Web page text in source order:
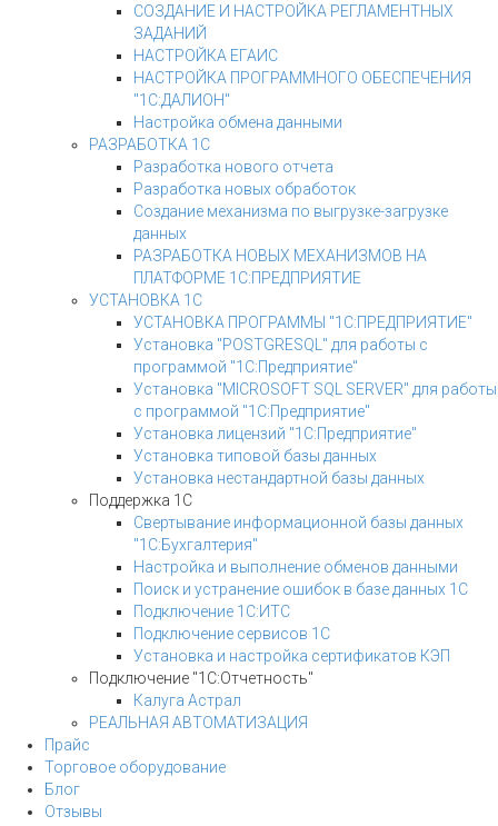
СОЗДАНИЕ И НАСТРОЙКА РЕГЛАМЕНТНЫХ
ЗАДАНИЙ
НАСТРОЙКА ЕГАИС
НАСТРОЙКА ПРОГРАММНОГО ОБЕСПЕЧЕНИЯ
"1С:ДАЛИОН"
Настройка обмена данными
РАЗРАБОТКА 1С
Разработка нового отчета
Разработка новых обработок
Создание механизма по выгрузке-загрузке
данных
РАЗРАБОТКА НОВЫХ МЕХАНИЗМОВ НА
ПЛАТФОРМЕ 1С:ПРЕДПРИЯТИЕ
УСТАНОВКА 1С
УСТАНОВКА ПРОГРАММЫ "1С:ПРЕДПРИЯТИЕ"
Установка "POSTGRESQL" для работы с
программой "1С:Предприятие"
Установка "MICROSOFT SQL SERVER" для работы
с программой "1С:Предприятие"
Установка лицензий "1С:Предприятие"
Установка типовой базы данных
Установка нестандартной базы данных
Поддержка 1С
Свертывание информационной базы данных
"1С:Бухгалтерия"
Настройка и выполнение обменов данными
Поиск и устранение ошибок в базе данных 1С
Подключение 1С:ИТС
Подключение сервисов 1С
Установка и настройка сертификатов КЭП
Подключение "1С:Отчетность"
Калуга Астрал
РЕАЛЬНАЯ АВТОМАТИЗАЦИЯ
Прайс
Торговое оборудование
Блог
Отзывы